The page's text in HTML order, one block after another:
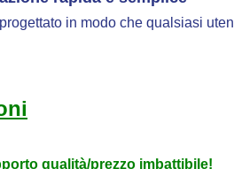
in modo che qualsiasi
qualità/prezzo imbattibile!